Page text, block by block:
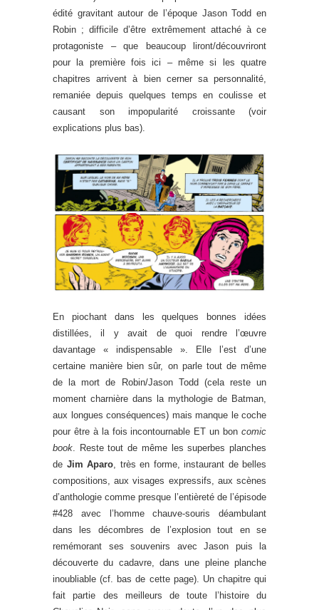
édité gravitant autour de l’époque Jason Todd en
Robin ; difficile d’être extrêmement attaché à ce
protagoniste – que beaucoup liront/découvriront
pour la première fois ici – même si les quatre
chapitres arrivent à bien cerner sa personnalité,
remaniée depuis quelques temps en coulisse et
causant son impopularité croissante (voir
explications plus bas).
En piochant dans les quelques bonnes idées
distillées, il y avait de quoi rendre l’œuvre
davantage « indispensable ». Elle l’est d’une
certaine manière bien sûr, on parle tout de même
de la mort de Robin/Jason Todd (cela reste un
moment charnière dans la mythologie de Batman,
aux longues conséquences) mais manque le coche
pour être à la fois incontournable ET un bon comic
book . Reste tout de même les superbes planches
de Jim Aparo , très en forme, instaurant de belles
compositions, aux visages expressifs, aux scènes
d’anthologie comme presque l’entièreté de l’épisode
#428 avec l’homme chauve-souris déambulant
dans les décombres de l’explosion tout en se
remémorant ses souvenirs avec Jason puis la
découverte du cadavre, dans une pleine planche
inoubliable (cf. bas de cette page). Un chapitre qui
fait partie des meilleurs de toute l’histoire du